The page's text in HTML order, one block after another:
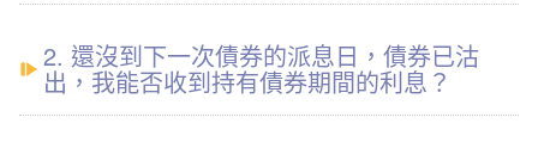
2. 還沒到下一次債券的派息日，債券已沽
出，我能否收到持有債券期間的利息？